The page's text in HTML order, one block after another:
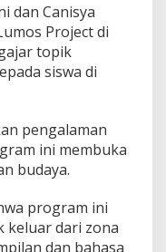
dan Canisya
Project di
topik
siswa di
pengalaman
ini membuka
budaya.
program ini
keluar dari zona
dan bahasa